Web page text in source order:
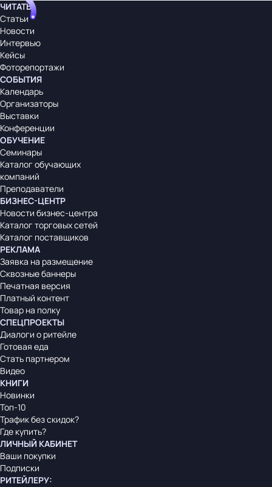
ЧИТАТЬ
Статьи
Новости
Интервью
Кейсы
Фоторепортажи
СОБЫТИЯ
Календарь
Организаторы
Выставки
Конференции
ОБУЧЕНИЕ
Семинары
Каталог обучающих
компаний
Преподаватели
БИЗНЕС-ЦЕНТР
Новости бизнес-центра
Каталог торговых сетей
Каталог поставщиков
РЕКЛАМА
Заявка на размещение
Сквозные баннеры
Печатная версия
Платный контент
Товар на полку
СПЕЦПРОЕКТЫ
Диалоги о ритейле
Готовая еда
Стать партнером
Видео
КНИГИ
Новинки
Топ-10
Трафик без скидок?
Где купить?
ЛИЧНЫЙ КАБИНЕТ
Ваши покупки
Подписки
РИТЕЙЛЕРУ: